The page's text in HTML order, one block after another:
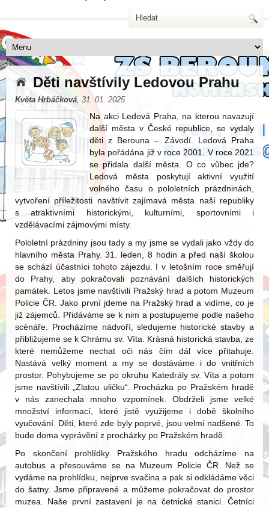
Děti navštívily Ledovou Prahu
Květa Hrbáčková, 31. 01. 2025
Na akci Ledová Praha, na kterou navazují
další města v České republice, se vydaly
děti z Berouna – Závodí. Ledová Praha
byla pořádána již v roce 2001. V roce 2021
se přidala další města. O co vůbec jde?
Ledová města poskytují aktivní využití
volného času o pololetních prázdninách,
vytvoření příležitosti navštívit zajímavá města naší republiky
s atraktivními historickými, kulturními, sportovními i
vzdělávacími zájmovými místy.
Pololetní prázdniny jsou tady a my jsme se vydali jako vždy do
hlavního města Prahy. 31. leden, 8 hodin a před naší školou
se schází účastníci tohoto zájezdu. I v letošním roce směřují
do Prahy, aby pokračovali poznávání dalších historických
památek. Letos jsme navštívili Pražský hrad a potom Muzeum
Policie ČR. Jako první jdeme na Pražský hrad a vidíme, co je
již zájemců. Přidáváme se k nim a postupujeme podle našeho
scénáře. Procházíme nádvoří, sledujeme historické stavby a
přibližujeme se k Chrámu sv. Víta. Krásná historická stavba, ze
které nemůžeme nechat oči nás čím dál více přitahuje.
Nastává velký moment a my se dostáváme i do vnitřních
prostor. Pohybujeme se po okruhu Katedrály sv. Víta a potom
jsme navštívili „Zlatou uličku“. Procházka po Pražském hradě
v nás zanechala mnoho vzpomínek. Obdrželi jsme velké
množství informací, které jistě využijeme i době školního
vyučování. Děti, které zde byly poprvé, jsou velmi nadšené. To
bude doma vyprávění z procházky po Pražském hradě.
Po skončení prohlídky Pražského hradu odcházíme na
autobus a přesouváme se na Muzeum Policie ČR. Než se
vydáme na prohlídku, nejprve svačina a pak si odkládáme věci
do šatny. Jsme připravené a můžeme pokračovat do prostor
muzea. Naše první zastavení je na četnické stanici. Četníci